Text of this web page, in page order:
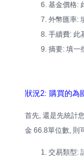
基金價格:
外幣匯率:
手續費: 此
摘要: 填一
狀況2: 購買的為
首先, 還是先統計
金 66.8單位數, 則
交易類型: